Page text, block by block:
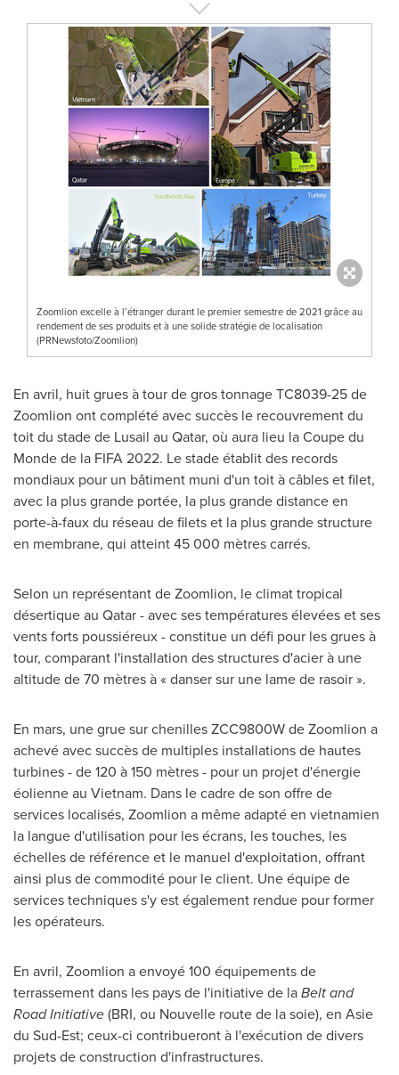
Zoomlion excelle à l’étranger durant le premier semestre de 2021 grâce au
rendement de ses produits et à une solide stratégie de localisation
(PRNewsfoto/Zoomlion)
En avril, huit grues à tour de gros tonnage TC8039-25 de
Zoomlion ont complété avec succès le recouvrement du
toit du stade de Lusail au Qatar, où aura lieu la Coupe du
Monde de la FIFA 2022. Le stade établit des records
mondiaux pour un bâtiment muni d'un toit à câbles et filet,
avec la plus grande portée, la plus grande distance en
porte-à-faux du réseau de filets et la plus grande structure
en membrane, qui atteint 45 000 mètres carrés.
Selon un représentant de Zoomlion, le climat tropical
désertique au Qatar - avec ses températures élevées et ses
vents forts poussiéreux - constitue un défi pour les grues à
tour, comparant l'installation des structures d'acier à une
altitude de 70 mètres à « danser sur une lame de rasoir ».
En mars, une grue sur chenilles ZCC9800W de Zoomlion a
achevé avec succès de multiples installations de hautes
turbines - de 120 à 150 mètres - pour un projet d'énergie
éolienne au Vietnam. Dans le cadre de son offre de
services localisés, Zoomlion a même adapté en vietnamien
la langue d'utilisation pour les écrans, les touches, les
échelles de référence et le manuel d'exploitation, offrant
ainsi plus de commodité pour le client. Une équipe de
services techniques s'y est également rendue pour former
les opérateurs.
En avril, Zoomlion a envoyé 100 équipements de
terrassement dans les pays de l'initiative de laBelt and
Road Initiative(BRI, ou Nouvelle route de la soie), en Asie
du Sud-Est; ceux-ci contribueront à l'exécution de divers
projets de construction d'infrastructures.